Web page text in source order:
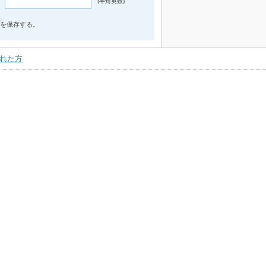
保存する。
た方